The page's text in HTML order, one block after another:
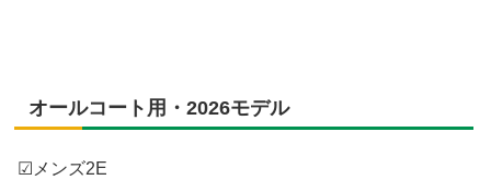
オールコート用・2026モデル
☑メンズ2E